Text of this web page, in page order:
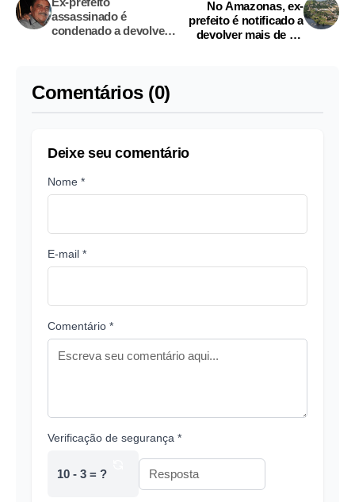
assassinado é
condenado a devolver
No Amazonas, ex-
prefeito é notificado a
devolver mais de R$
Comentários (0)
Deixe seu comentário
Nome *
E-mail *
Comentário *
Verificação de segurança *
10 - 3 = ?